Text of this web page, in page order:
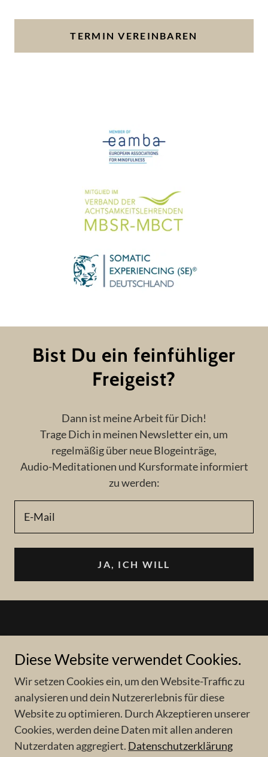
TERMIN VEREINBAREN
Bist Du ein feinfühliger
Freigeist?
Dann ist meine Arbeit für Dich!
Trage Dich in meinen Newsletter ein, um
regelmäßig über neue Blogeinträge,
Audio-Meditationen und Kursformate informiert
zu werden:
E-Mail
JA, ICH WILL
Copyright © 2022 Hanna Voß – Für mehr Gelassenheit
Unterstützt von
DATENSCHUTZERKLÄRUNG
Diese Website verwendet Cookies.
Wir setzen Cookies ein, um den Website-Traffic zu
analysieren und dein Nutzererlebnis für diese
Website zu optimieren. Durch Akzeptieren unserer
Cookies, werden deine Daten mit allen anderen
Nutzerdaten aggregiert. Datenschutzerklärung